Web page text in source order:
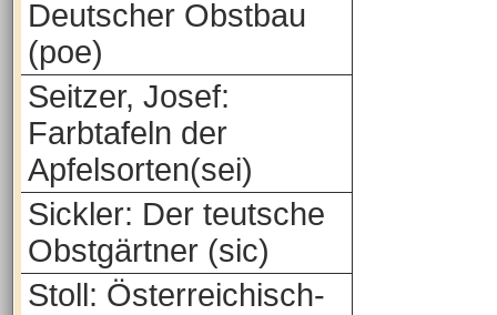
Deutscher Obstbau
(poe)
Seitzer, Josef:
Farbtafeln der
Apfelsorten(sei)
Sickler: Der teutsche
Obstgärtner (sic)
Stoll: Österreichisch-